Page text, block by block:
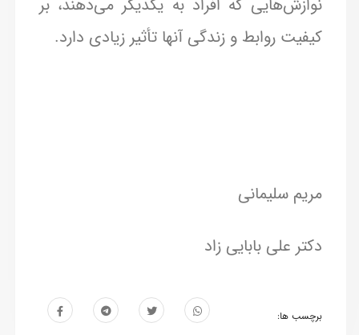
نوازش‌هایی که افراد به یکدیگر می‌دهند، بر
کیفیت روابط و زندگی آنها تأثیر زیادی دارد.
مریم سلیمانی
دکتر علی بابایی زاد
برچسب ها: